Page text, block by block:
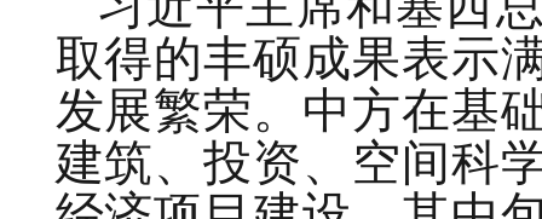
取得的丰硕成果表示
发展繁荣。中方在基
建筑、投资、空间科